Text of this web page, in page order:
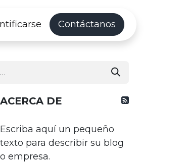
Contáctanos
ACERCA DE
Escriba aquí un pequeño
texto para describir su blog
o empresa.